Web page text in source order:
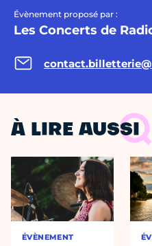
Évènement proposé par :
Les Concerts de
À LIRE AUSSI
ÉVÈNEMENT